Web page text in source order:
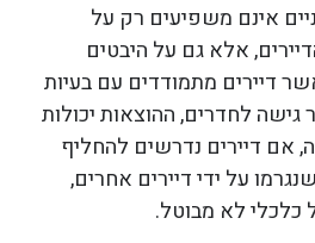
אינם משפיעים רק על
אלא גם על היבטים
דיירים מתמודדים עם בעיות
גישה לחדרים, ההוצאות יכולות
אם דיירים נדרשים להחליף
על ידי דיירים אחרים,
כלכלי לא מבוטל.